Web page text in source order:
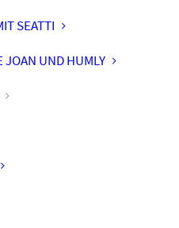
SEATTI
JOAN UND HUMLY
GmbH
nuboRadio – unseren